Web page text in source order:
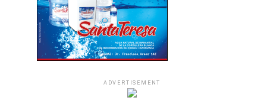
ADVERTISEMENT